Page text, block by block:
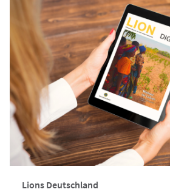
Lions Deutschland